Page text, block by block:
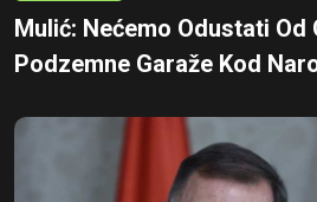
Mulić: Nećemo Odustati Od
Podzemne Garaže Kod